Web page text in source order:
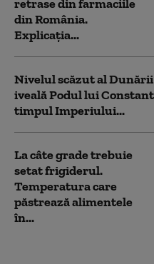
retrase din farmaciile
din România.
Explicația...
Nivelul scăzut al Dunării
iveală Podul lui
timpul Imperiului...
La câte grade trebuie
setat frigiderul.
Temperatura care
păstrează alimentele
în...